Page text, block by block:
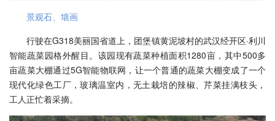
景观石、墙画
行驶在G318美丽国省道上，团堡镇黄泥坡村的武汉经开区·利川
智能蔬菜园格外醒目。该园现有蔬菜种植面积1280亩，其中500多
亩蔬菜大棚通过5G智能物联网，让一个普通的蔬菜大棚变成了一个
现代化绿色工厂，玻璃温室内，无土栽培的辣椒、芹菜挂满枝头，
工人正忙着采摘。